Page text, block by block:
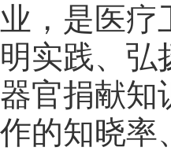
业，是医疗
明实践、弘
器官捐献知
作的知晓率